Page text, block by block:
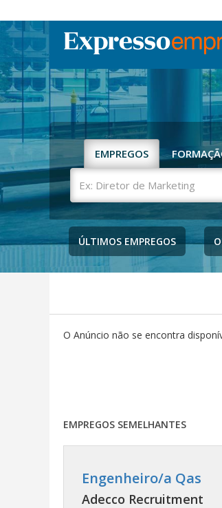
EMPREGOS
Ex:
Diretor
de
ÚLTIMOS EMPREGOS
O Anúncio não se encontra
EMPREGOS SEMELHANTES
Engenheiro/a Qas
Adecco Recruitment